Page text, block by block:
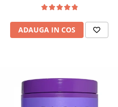
ADAUGA IN COS